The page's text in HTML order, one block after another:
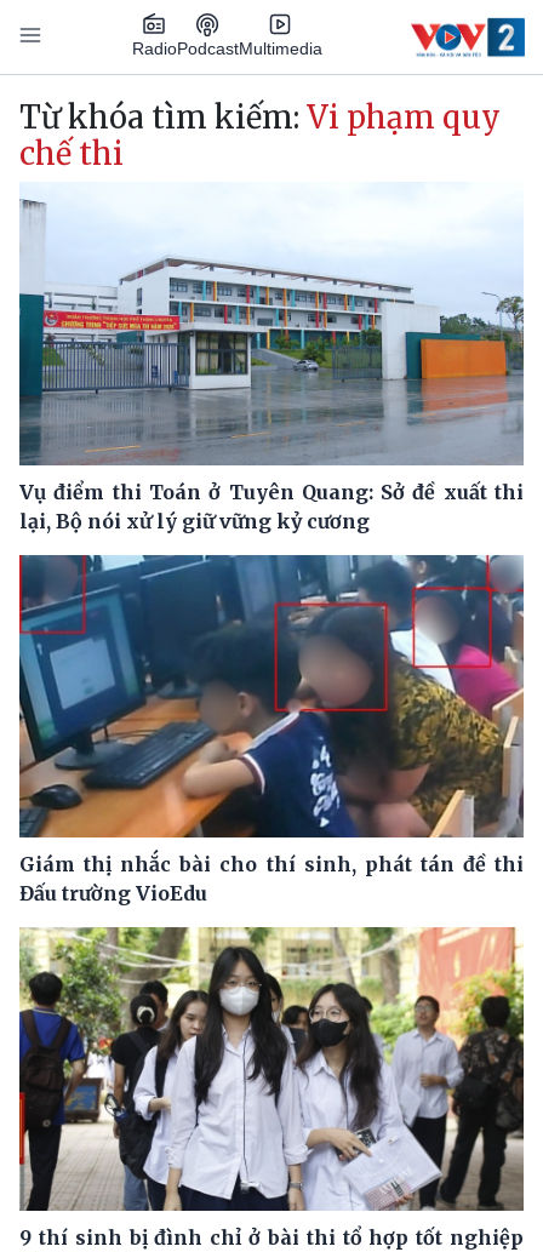
Nhảy đến nội dung
RadioPodcastMultimedia
Main navigation
Từ khóa tìm kiếm: Vi phạm quy
chế thi
Vụ điểm thi Toán ở Tuyên Quang: Sở đề xuất thi
lại, Bộ nói xử lý giữ vững kỷ cương
Giám thị nhắc bài cho thí sinh, phát tán đề thi
Đấu trường VioEdu
9 thí sinh bị đình chỉ ở bài thi tổ hợp tốt nghiệp